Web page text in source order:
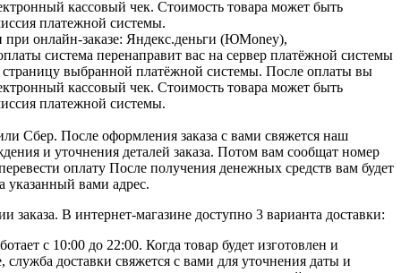
кассовый чек. Стоимость товара может быть
платежной системы.
онлайн-заказе: Яндекс.деньги (ЮMoney),
система перенаправит вас на сервер платёжной системы
страницу выбранной платёжной системы. После оплаты вы
кассовый чек. Стоимость товара может быть
платежной системы.
Сбер. После оформления заказа с вами свяжется наш
и уточнения деталей заказа. Потом вам сообщат номер
оплату После получения денежных средств вам будет
указанный вами адрес.
заказа. В интернет-магазине доступно 3 варианта доставки:
с 10:00 до 22:00. Когда товар будет изготовлен и
служба доставки свяжется с вами для уточнения даты и